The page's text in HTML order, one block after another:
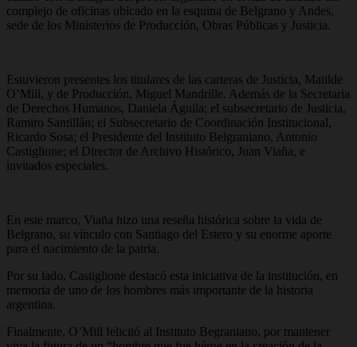
complejo de oficinas ubicado en la esquina de Belgrano y Andes,
sede de los Ministerios de Producción, Obras Públicas y Justicia.
Estuvieron presentes los titulares de las carteras de Justicia, Matilde
O’Mill, y de Producción, Miguel Mandrille. Además de la Secretaria
de Derechos Humanos, Daniela Águila; el subsecretario de Justicia,
Ramiro Santillán; el Subsecretario de Coordinación Institucional,
Ricardo Sosa; el Presidente del Instituto Belgraniano, Antonio
Castiglione; el Director de Archivo Histórico, Juan Viaña, e
invitados especiales.
En este marco, Viaña hizo una reseña histórica sobre la vida de
Belgrano, su vínculo con Santiago del Estero y su enorme aporte
para el nacimiento de la patria.
Por su lado, Castiglione destacó esta iniciativa de la institución, en
memoria de uno de los hombres más importante de la historia
argentina.
Finalmente, O’Mill felicitó al Instituto Begraniano, por mantener